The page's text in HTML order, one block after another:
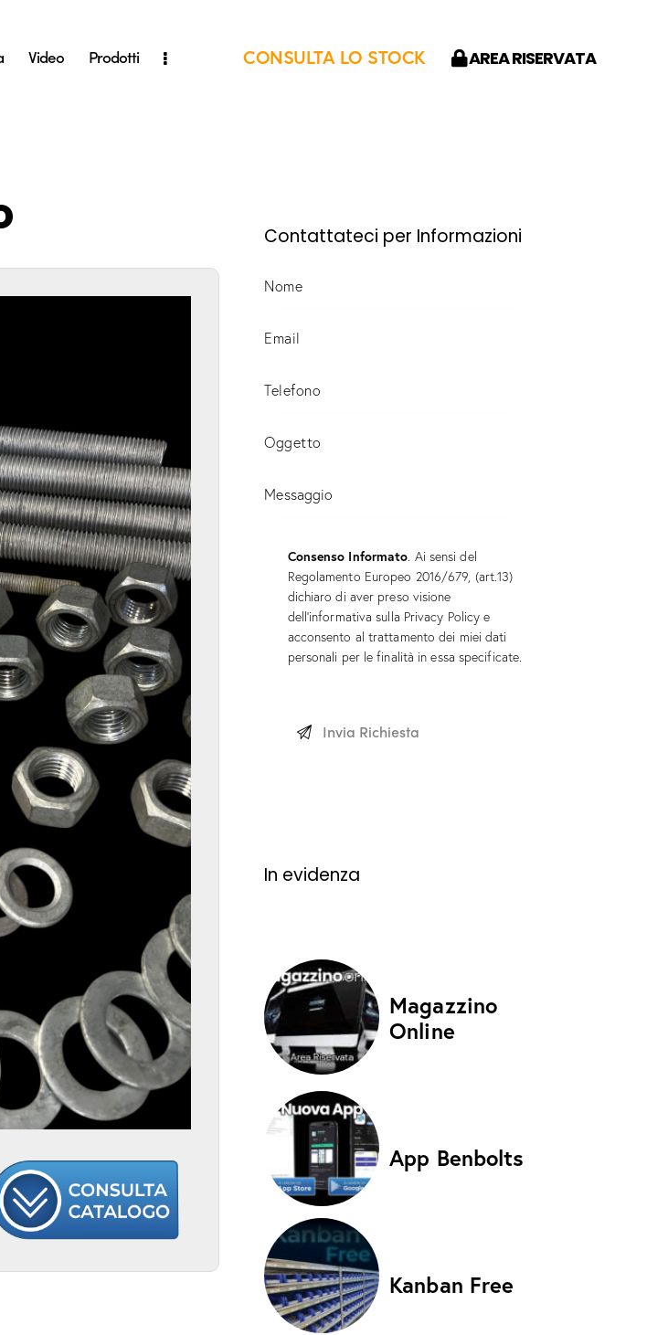
Video Prodotti CONSULTA LO STOCK AREA RISERVATA
Contattateci per Informazioni
Consenso Informato. Ai sensi del
Regolamento Europeo 2016/679, (art.13)
dichiaro di aver preso visione
dell’informativa sulla Privacy Policy e
acconsento al trattamento dei miei dati
personali per le finalità in essa specificate.
In evidenza
Magazzino
Online
App Benbolts
Kanban Free